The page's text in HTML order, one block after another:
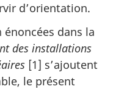
d’orientation.
dans la
des installations
[1] s’ajoutent
le présent